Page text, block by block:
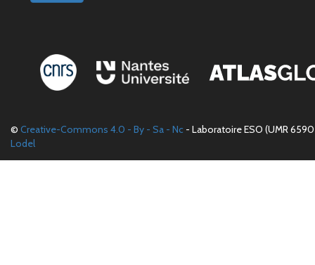
© Creative-Commons 4.0 - By - Sa - Nc - Laboratoire ESO (UMR
Lodel